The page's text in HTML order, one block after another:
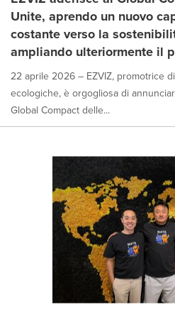
Unite, aprendo un nuovo
costante verso la
ampliando ulteriormente il
22 aprile 2026 – EZVIZ, promotrice
ecologiche, è orgogliosa di
Global Compact delle...